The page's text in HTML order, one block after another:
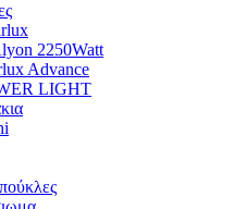
2250Watt
Advance
LIGHT